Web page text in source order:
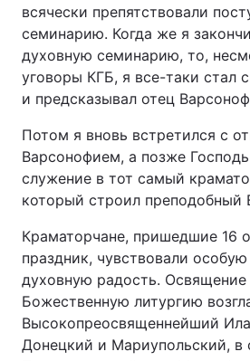
всячески препятствовали
семинарию. Когда же я
духовную семинарию, то,
уговоры КГБ, я все-таки стал
и предсказывал отец
Потом я вновь встретился с
Варсонофием, а позже
служение в тот самый
который строил преподобный
Краматорчане, пришедшие 16
праздник, чувствовали особую
духовную радость. Освящение
Божественную литургию
Высокопреосвященнейший
Донецкий и Мариупольский, в